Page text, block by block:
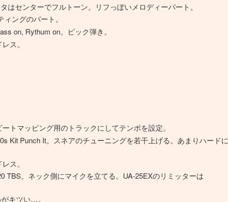
はセンターでフルトーン。リフっぽいメロディーパート。
ングのパート。
on, Rythum on。ピック弾き。
ス。
トマッピング用のトラックにしてテンポを設定。
Kit Punch It。スネアのチューニングを若干上げる。あまりハードに
ス。
TBS。ネック側にマイクを立てる。UA-25EXのリミッターは
キツい…。